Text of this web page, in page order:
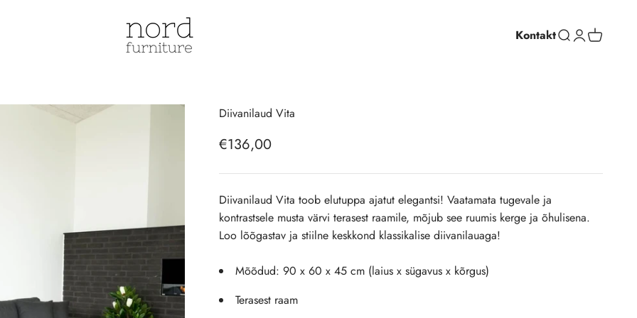
NordFurniture | E-pood
KontaktAva otsing
Ava profiil
Ava
Diivanilaud Vita
Soodushind
€136,00
Diivanilaud Vita toob elutuppa ajatut elegantsi! Vaatamata tugevale ja
kontrastsele musta värvi terasest raamile, mõjub see ruumis kerge ja õhulisena.
Loo lõõgastav ja stiilne keskkond klassikalise diivanilauaga!
Mõõdud: 90 x 60 x 45 cm (laius x sügavus x kõrgus)
Terasest raam